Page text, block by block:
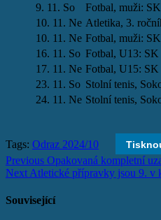
9. 11. So
Fotbal, muži:
10. 11. Ne Atletika, 3.
10. 11. Ne Fotbal, muži:
16. 11. So Fotbal, U13:
17. 11. Ne Fotbal, U15:
23. 11. So Stolní tenis,
24. 11. Ne Stolní tenis,
Tags: Odraz 2024/10
Post
navigation
Previous Opakovaná kompletní
Next Atletické přípravky jsou 9. v
Související